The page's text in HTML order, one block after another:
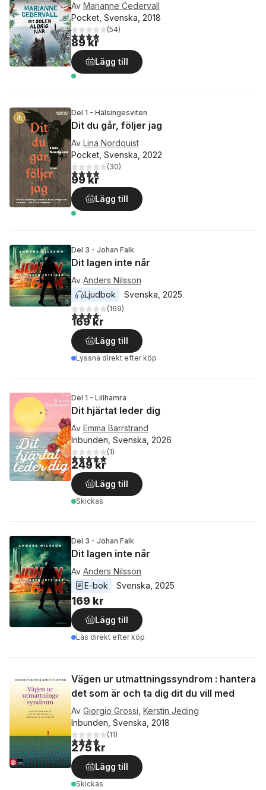
Av Marianne Cedervall
Pocket, Svenska, 2018
4,1utav 5 stjärnor. Totalt antal röster:
(54)
89 kr
Lägg till
Del 1 - Hälsingesviten
Dit du går, följer jag
Av Lina Nordquist
Pocket, Svenska, 2022
4,1utav 5 stjärnor. Totalt antal röster:
(30)
99 kr
Lägg till
Del 3 - Johan Falk
Dit lagen inte når
Av Anders Nilsson
Ljudbok
Svenska 2025
4,2utav 5 stjärnor. Totalt antal röster:
(169)
169 kr
Lägg till
Lyssna direkt efter köp
Del 1 - Lillhamra
Dit hjärtat leder dig
Av Emma Barrstrand
Inbunden, Svenska, 2026
5,0utav 5 stjärnor. Totalt antal röster:
(1)
249 kr
Lägg till
Skickas
Del 3 - Johan Falk
Dit lagen inte når
Av Anders Nilsson
E-bok
Svenska 2025
169 kr
Lägg till
Läs direkt efter köp
Vägen ur utmattningssyndrom : hantera
det som är och ta dig dit du vill med
Av Giorgio Grossi Kerstin Jeding
Inbunden, Svenska, 2018
3,9utav 5 stjärnor. Totalt antal röster:
(11)
275 kr
Lägg till
Skickas